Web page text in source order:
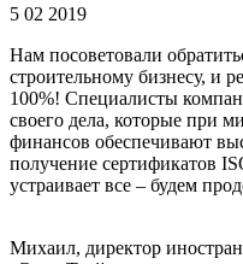
5 02 2019
Нам посоветовали
строительному бизнесу, и
100%! Специалисты
своего дела, которые при
финансов обеспечивают
получение сертификатов
устраивает все – будем
Михаил, директор